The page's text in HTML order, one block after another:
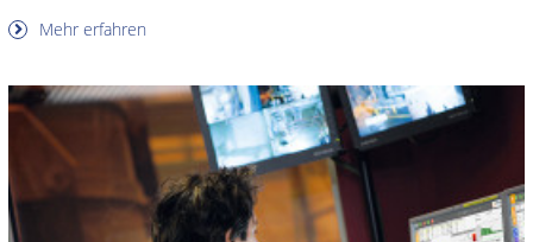
Mehr erfahren